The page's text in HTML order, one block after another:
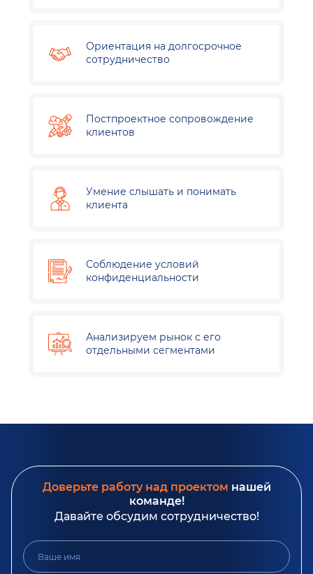
Ориентация на долгосрочное
сотрудничество
Постпроектное сопровождение
клиентов
Умение слышать и понимать
клиента
Соблюдение условий
конфиденциальности
Анализируем рынок с его
отдельными сегментами
Доверьте работу над проектом нашей
команде!
Давайте обсудим сотрудничество!